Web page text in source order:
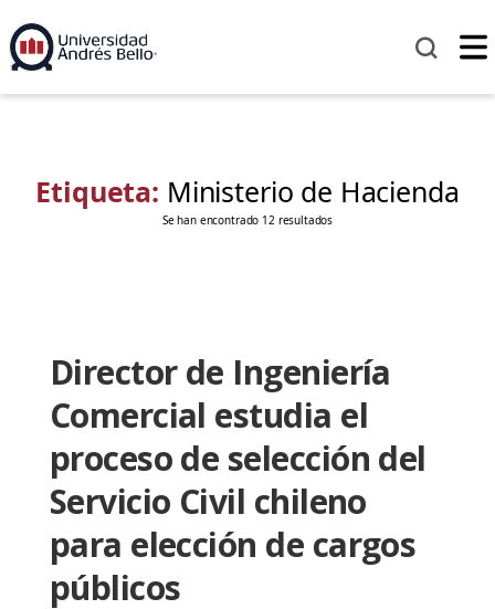
Etiqueta: Ministerio de Hacienda
Se han encontrado 12 resultados
Director de Ingeniería
Comercial estudia el
proceso de selección del
Servicio Civil chileno
para elección de cargos
públicos